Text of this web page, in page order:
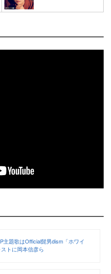
主題歌はOfficial髭男dism「ホワイ
トに岡本信彦ら